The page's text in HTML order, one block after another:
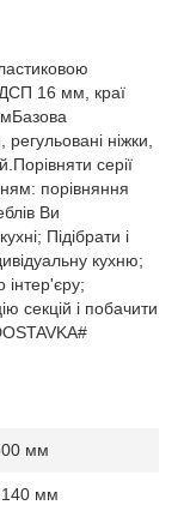
16 мм, краї
ніжки,
серії
порівняння
Ви
Підібрати і
кухню;
інтер'єру;
секцій і побачити
мм
мм